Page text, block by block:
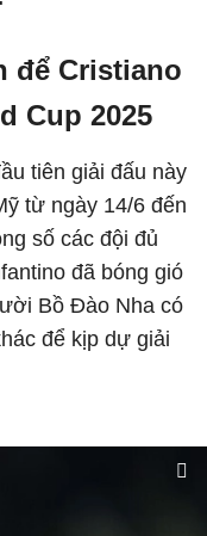
để Cristiano
Cup 2025
tiên giải đấu này
từ ngày 14/6 đến
số các đội đủ
đã bóng gió
Bồ Đào Nha có
để kịp dự giải